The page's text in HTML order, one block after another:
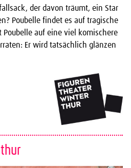
der davon träumt, ein Star
Poubelle findet es auf tragische
Poubelle auf eine viel komischere
Er wird tatsächlich glänzen